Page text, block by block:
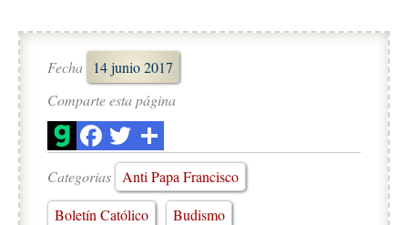
Fecha
14 junio 2017
Comparte esta página
Categorias
Anti Papa Francisco
Boletín Católico
Budismo